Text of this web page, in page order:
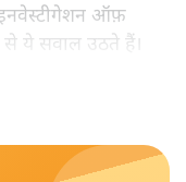
इनवेस्टीगेशन ऑफ़
ये सवाल उठते हैं।